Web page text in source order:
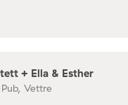
+ Ella & Esther
Vettre